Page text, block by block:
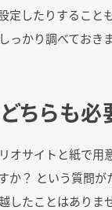
定したりすること
っかり調べておきま
ちらも必
オサイトと紙で用
か？ という質問が
したことはありま